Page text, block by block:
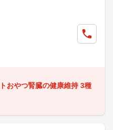
おやつ腎臓の健康維持 3種